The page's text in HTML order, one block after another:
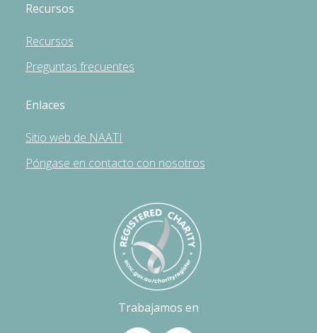
Recursos
Recursos
Preguntas frecuentes
Enlaces
Sitio web de NAATI
Póngase en contacto con nosotros
Trabajamos en